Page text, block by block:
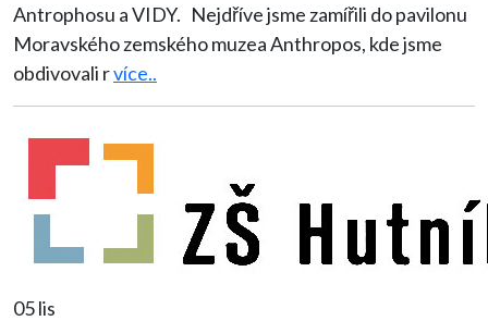
Antrophosu a VIDY. Nejdříve jsme zamířili do pavilonu
Moravského zemského muzea Anthropos, kde jsme
obdivovali rvíce..
05 lis